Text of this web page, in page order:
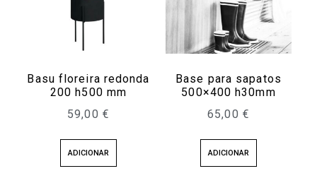
Basu floreira redonda
200 h500 mm
59,00 €
ADICIONAR
Base para sapatos
500×400 h30mm
65,00 €
ADICIONAR